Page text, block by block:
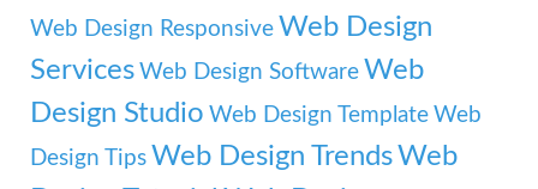
Web Design Responsive Web Design
Services Web Design Software Web
Design Studio Web Design Template Web
Design Tips Web Design TrendsWeb